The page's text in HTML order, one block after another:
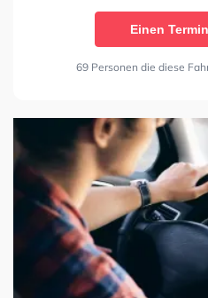
Einen
69 Personen die diese